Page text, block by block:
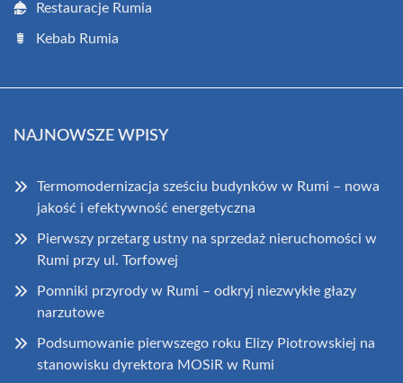
Restauracje Rumia
Kebab Rumia
NAJNOWSZE WPISY
Termomodernizacja sześciu budynków w Rumi – nowa
jakość i efektywność energetyczna
Pierwszy przetarg ustny na sprzedaż nieruchomości w
Rumi przy ul. Torfowej
Pomniki przyrody w Rumi – odkryj niezwykłe głazy
narzutowe
Podsumowanie pierwszego roku Elizy Piotrowskiej na
stanowisku dyrektora MOSiR w Rumi